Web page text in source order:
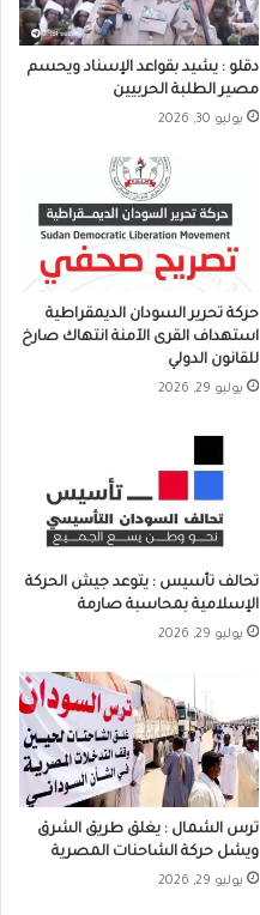
دقلو : يشيد بقواعد الإسناد ويحسم
مصير الطلبة الحربيين
يوليو 30, 2026
حركة تحرير السودان الديمقراطية
استهداف القرى الآمنة انتهاك صارخ
للقانون الدولي
يوليو 29, 2026
تحالف تأسيس : يتوعد جيش الحركة
الإسلامية بمحاسبة صارمة
يوليو 29, 2026
ترس الشمال : يغلق طريق الشرق
ويشل حركة الشاحنات المصرية
يوليو 29, 2026